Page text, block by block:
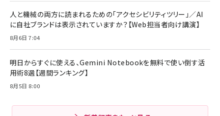
人と機械の両方に読まれるための「アクセシビリティツリー」／AI
に自社ブランドは表示されていますか？【Web担当者向け講演】
8月6日 7:04
明日からすぐに使える、Gemini Notebookを無料で使い倒す活
用術8選【週間ランキング】
8月5日 8:00